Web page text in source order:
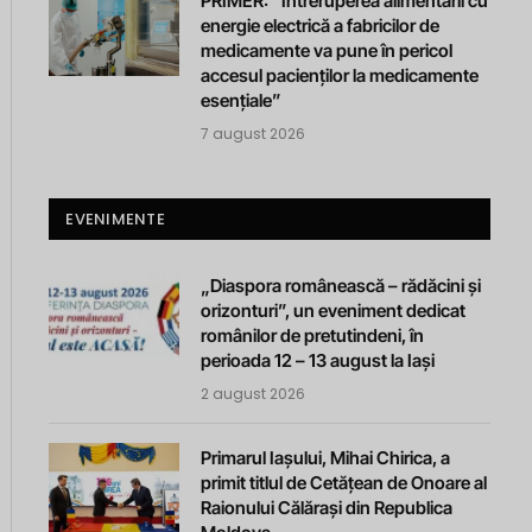
energie electrică a fabricilor de
medicamente va pune în pericol
accesul pacienților la medicamente
esențiale”
7 august 2026
EVENIMENTE
„Diaspora românească – rădăcini și
orizonturi”, un eveniment dedicat
românilor de pretutindeni, în
perioada 12 – 13 august la Iași
2 august 2026
Primarul Iașului, Mihai Chirica, a
primit titlul de Cetățean de Onoare al
Raionului Călărași din Republica